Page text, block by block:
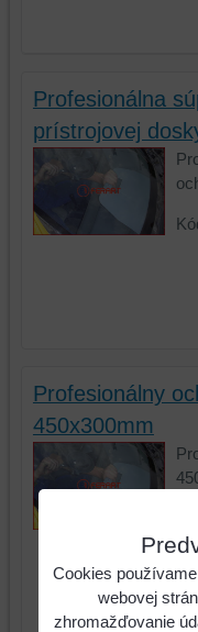
Profesionálna
prístrojovej
Profesionálny
450x300mm
Cookies
webovej
zhromažďovanie